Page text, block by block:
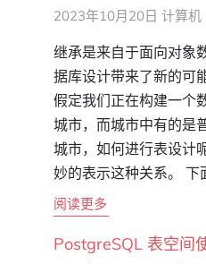
2023年10月20日 计算机
继承是来自于面向对象
据库设计带来了新的可
假定我们正在构建一个
城市，而城市中有的是
城市，如何进行表设计
妙的表示这种关系。 下
阅读更多
PostgreSQL 表空间